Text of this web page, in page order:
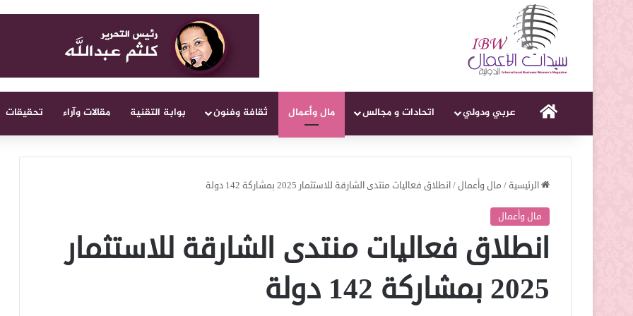
الرئيسيةعربي ودولي اتحادات و مجالس مال وأعمال ثقافة وفنون بوابة التقنية مقالات وآراء تحقيقات
الرئيسية/ مال وأعمال /انطلاق فعاليات منتدى الشارقة للاستثمار 2025 بمشاركة 142 دولة
مال وأعمال
انطلاق فعاليات منتدى الشارقة للاستثمار
2025 بمشاركة 142 دولة